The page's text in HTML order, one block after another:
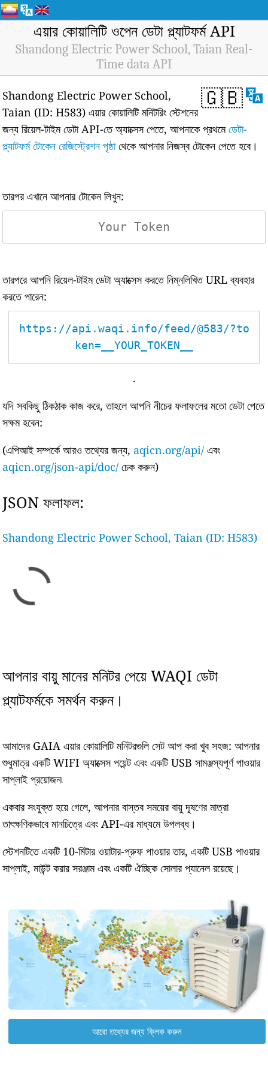
এয়ার কোয়ালিটি ওপেন ডেটা প্ল্যাটফর্ম API
Shandong Electric Power School, Taian Real-
Time data API
🇬🇧
Shandong Electric Power School,
Taian (ID: H583) এয়ার কোয়ালিটি মনিটরিং স্টেশনের
জন্য রিয়েল-টাইম ডেটা API-তে অ্যাক্সেস পেতে, আপনাকে প্রথমেডেটা-
প্ল্যাটফর্ম টোকেন রেজিস্ট্রেশন পৃষ্ঠাথেকে আপনার নিজস্ব টোকেন পেতে হবে।
তারপর এখানে আপনার টোকেন লিখুন:
তারপরে আপনি রিয়েল-টাইম ডেটা অ্যাক্সেস করতে নিম্নলিখিত URL ব্যবহার
করতে পারেন:
https://api.waqi.info/feed/@583/?to
ken=__YOUR_TOKEN__
.
যদি সবকিছু ঠিকঠাক কাজ করে, তাহলে আপনি নীচের ফলাফলের মতো ডেটা পেতে
সক্ষম হবেন:
(এপিআই সম্পর্কে আরও তথ্যের জন্য, aqicn.org/api/ এবং
aqicn.org/json-api/doc/ চেক করুন)
JSON ফলাফল:
Shandong Electric Power School, Taian (ID: H583)
আপনার বায়ু মানের মনিটর পেয়ে WAQI ডেটা
প্ল্যাটফর্মকে সমর্থন করুন।
আমাদের GAIA এয়ার কোয়ালিটি মনিটরগুলি সেট আপ করা খুব সহজ: আপনার
শুধুমাত্র একটি WIFI অ্যাক্সেস পয়েন্ট এবং একটি USB সামঞ্জস্যপূর্ণ পাওয়ার
সাপ্লাই প্রয়োজন৷
একবার সংযুক্ত হয়ে গেলে, আপনার বাস্তব সময়ের বায়ু দূষণের মাত্রা
তাৎক্ষণিকভাবে মানচিত্রে এবং API-এর মাধ্যমে উপলব্ধ।
স্টেশনটিতে একটি 10-মিটার ওয়াটার-প্রুফ পাওয়ার তার, একটি USB পাওয়ার
সাপ্লাই, মাউন্ট করার সরঞ্জাম এবং একটি ঐচ্ছিক সোলার প্যানেল রয়েছে।
আরো তথ্যের জন্য ক্লিক করুন